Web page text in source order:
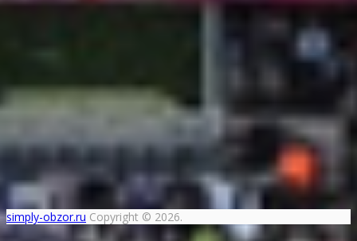
simply-obzor.ru Copyright © 2026.